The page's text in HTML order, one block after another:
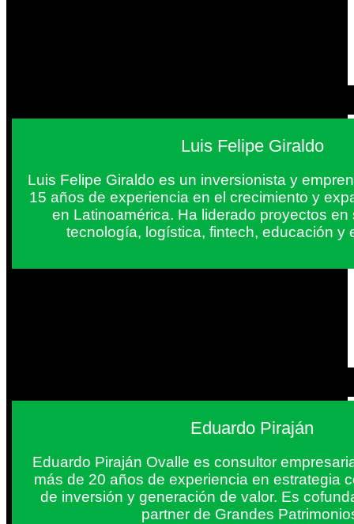
Luis Felipe Giraldo
Luis Felipe Giraldo es un inversionista y
15 años de experiencia en el crecimiento y
en Latinoamérica. Ha liderado proyectos en
tecnología, logística, fintech, educación y
Eduardo Piraján
Eduardo Piraján Ovalle es consultor
más de 20 años de experiencia en estrategia
de inversión y generación de valor. Es
partner de Grandes